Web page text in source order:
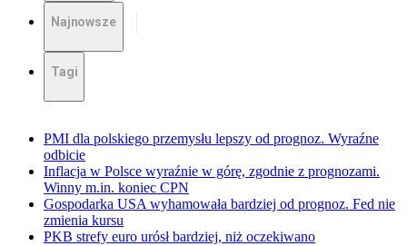
Najnowsze
Tagi
PMI dla polskiego przemysłu lepszy od prognoz. Wyraźne
odbicie
Inflacja w Polsce wyraźnie w górę, zgodnie z prognozami.
Winny m.in. koniec CPN
Gospodarka USA wyhamowała bardziej od prognoz. Fed nie
zmienia kursu
PKB strefy euro urósł bardziej, niż oczekiwano